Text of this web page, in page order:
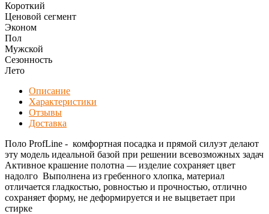
Короткий
Ценовой сегмент
Эконом
Пол
Мужской
Сезонность
Лето
Описание
Характеристики
Отзывы
Доставка
Поло ProfLine - комфортная посадка и прямой силуэт делают
эту модель идеальной базой при решении всевозможных задач
Активное крашение полотна — изделие сохраняет цвет
надолго Выполнена из гребенного хлопка, материал
отличается гладкостью, ровностью и прочностью, отлично
сохраняет форму, не деформируется и не выцветает при
стирке